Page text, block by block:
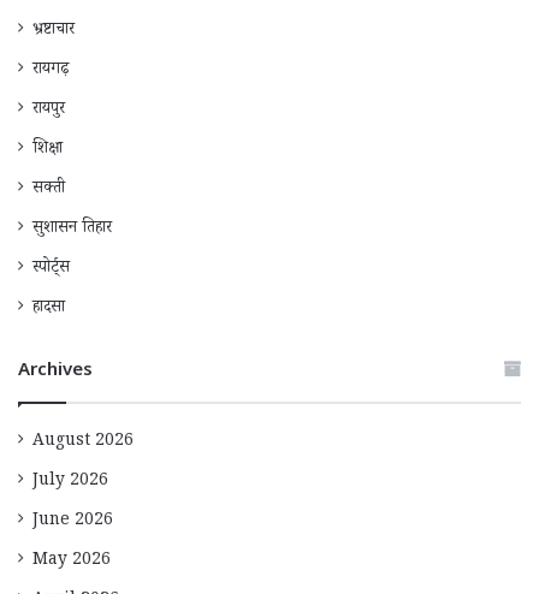
भ्रष्टाचार
रायगढ़
रायपुर
शिक्षा
सक्ती
सुशासन तिहार
स्पोर्ट्स
हादसा
Archives
August 2026
July 2026
June 2026
May 2026